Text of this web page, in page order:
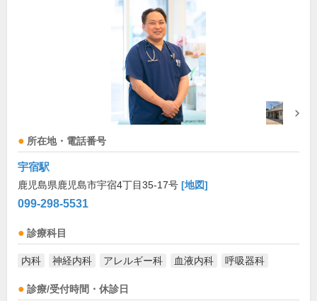
所在地・電話番号
宇宿駅
鹿児島県鹿児島市宇宿4丁目35-17号 [地図]
099-298-5531
診療科目
内科 神経内科 アレルギー科 血液内科 呼吸器科
診療/受付時間・休診日